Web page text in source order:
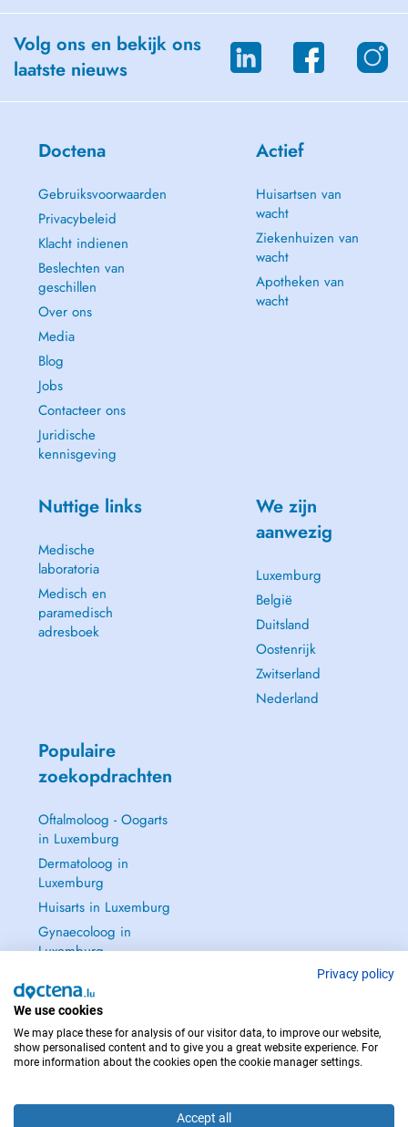
Volg ons en bekijk ons
laatste nieuws
Doctena
Gebruiksvoorwaarden
Privacybeleid
Klacht indienen
Beslechten van
geschillen
Over ons
Media
Blog
Jobs
Contacteer ons
Juridische
kennisgeving
Actief
Huisartsen van
wacht
Ziekenhuizen van
wacht
Apotheken van
wacht
Nuttige links
Medische
laboratoria
Medisch en
paramedisch
adresboek
We zijn
aanwezig
Luxemburg
België
Duitsland
Oostenrijk
Zwitserland
Nederland
Populaire
zoekopdrachten
Oftalmoloog - Oogarts
in Luxemburg
Dermatoloog in
Luxemburg
Huisarts in Luxemburg
Gynaecoloog in
Luxemburg
NEEM IN GEVAL VAN NOOD CONTACT OP MET : 112
Privacy policy
We use cookies
We may place these for analysis of our visitor data, to improve our website,
show personalised content and to give you a great website experience. For
more information about the cookies open the cookie manager settings.
Accept all